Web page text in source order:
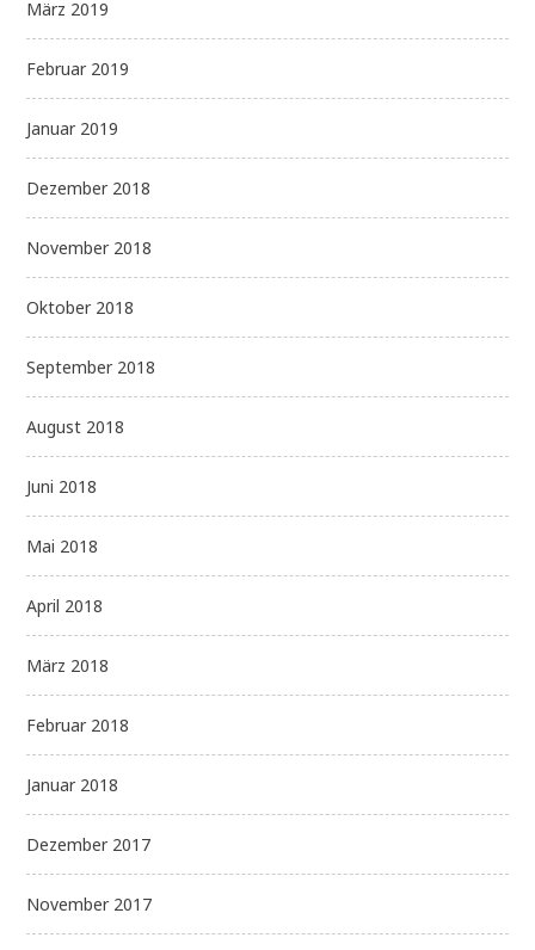
März 2019
Februar 2019
Januar 2019
Dezember 2018
November 2018
Oktober 2018
September 2018
August 2018
Juni 2018
Mai 2018
April 2018
März 2018
Februar 2018
Januar 2018
Dezember 2017
November 2017